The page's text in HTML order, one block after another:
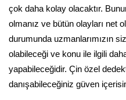
çok daha kolay olacaktır.
olmanız ve bütün olayları net
durumunda uzmanlarımızın
olabileceği ve konu ile ilgili
yapabileceğidir. Çin özel
danışabileceğiniz güven